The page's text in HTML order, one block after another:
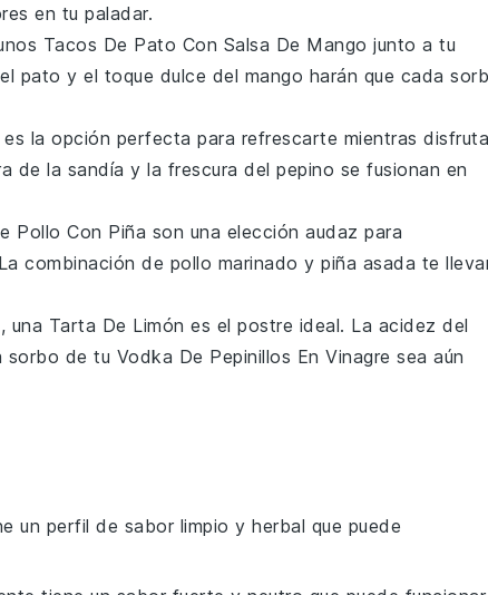
en tu paladar.
Tacos De Pato Con Salsa De Mango junto a tu
pato y el toque dulce del mango harán que cada
es la opción perfecta para refrescarte mientras
de la sandía y la frescura del pepino se fusionan en
Pollo Con Piña son una elección audaz para
combinación de pollo marinado y piña asada te
una Tarta De Limón es el postre ideal. La acidez del
sorbo de tu Vodka De Pepinillos En Vinagre sea aún
un perfil de sabor limpio y herbal que puede